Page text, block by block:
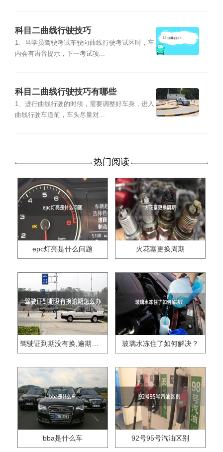
科目二曲线行驶技巧
1、当学员驾驶考试车驶向曲线行驶考试区时，车
内会有语音提示，下一考试项...
科目二曲线行驶技巧有哪些
1、进行曲线行驶的时候，需要调整好车身，进入
曲线行驶车道前，车头尽量对...
热门阅读
epc灯亮是什么问题 火花塞更换周期
驾驶证到期没有换,逾期怎么办?? 玻璃水冻住了如何解决？
bba是什么车 92号95号汽油区别